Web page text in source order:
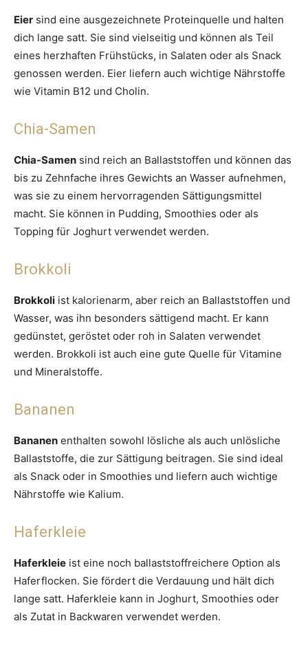
Eier sind eine ausgezeichnete Proteinquelle und halten
dich lange satt. Sie sind vielseitig und können als Teil
eines herzhaften Frühstücks, in Salaten oder als Snack
genossen werden. Eier liefern auch wichtige Nährstoffe
wie Vitamin B12 und Cholin.
Chia-Samen
Chia-Samen sind reich an Ballaststoffen und können das
bis zu Zehnfache ihres Gewichts an Wasser aufnehmen,
was sie zu einem hervorragenden Sättigungsmittel
macht. Sie können in Pudding, Smoothies oder als
Topping für Joghurt verwendet werden.
Brokkoli
Brokkoli ist kalorienarm, aber reich an Ballaststoffen und
Wasser, was ihn besonders sättigend macht. Er kann
gedünstet, geröstet oder roh in Salaten verwendet
werden. Brokkoli ist auch eine gute Quelle für Vitamine
und Mineralstoffe.
Bananen
Bananen enthalten sowohl lösliche als auch unlösliche
Ballaststoffe, die zur Sättigung beitragen. Sie sind ideal
als Snack oder in Smoothies und liefern auch wichtige
Nährstoffe wie Kalium.
Haferkleie
Haferkleie ist eine noch ballaststoffreichere Option als
Haferflocken. Sie fördert die Verdauung und hält dich
lange satt. Haferkleie kann in Joghurt, Smoothies oder
als Zutat in Backwaren verwendet werden.